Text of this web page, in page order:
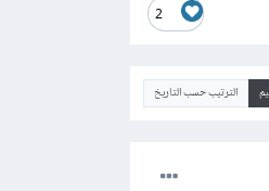
2
الترتيب حسب التاريخ